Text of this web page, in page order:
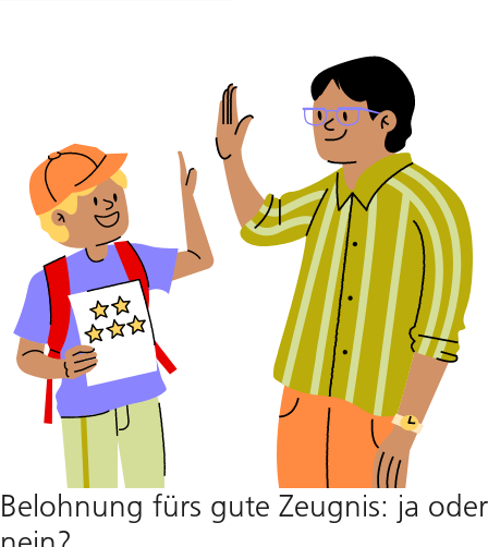
Belohnung fürs gute Zeugnis: ja oder